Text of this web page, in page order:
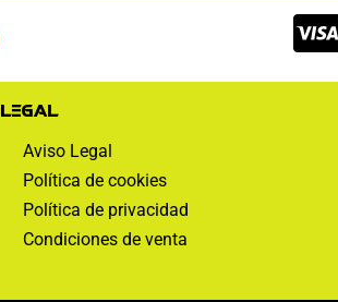
Legal
Aviso Legal
Política de cookies
Política de privacidad
Condiciones de venta